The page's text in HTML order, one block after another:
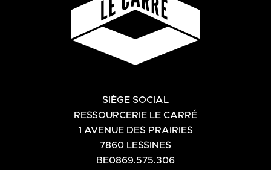
SIÈGE SOCIAL
RESSOURCERIE LE CARRÉ
1 AVENUE DES PRAIRIES
7860 LESSINES
BE0869.575.306